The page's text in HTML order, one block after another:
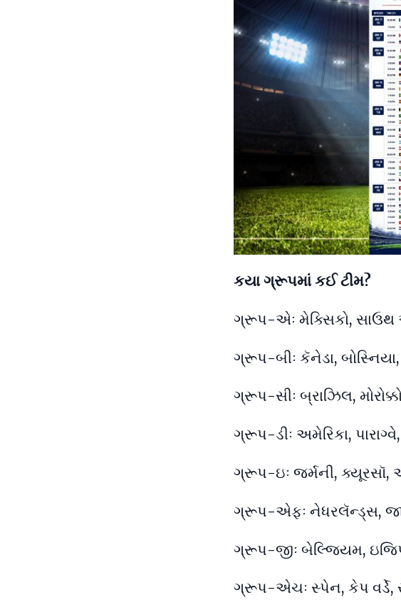
કયા ગ્રૂપમાં કઈ ટીમ?
ગ્રૂપ-એઃ મેક્સિકો, સાઉથ
ગ્રૂપ-બીઃ કૅનેડા,
ગ્રૂપ-સીઃ બ્રાઝિલ,
ગ્રૂપ-ડીઃ અમેરિકા,
ગ્રૂપ-ઇઃ જર્મની, ક્યૂરસૉ,
ગ્રૂપ-એફઃ નેધરલૅન્ડ્સ,
ગ્રૂપ-જીઃ બેલ્જિયમ,
ગ્રૂપ-એચઃ સ્પેન, કેપ વર્ડે,